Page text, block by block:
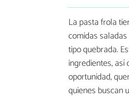
La pasta frola
comidas
tipo quebrada.
ingredientes,
oportunidad,
quienes buscan